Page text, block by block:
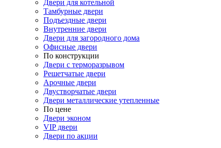
Двери для котельной
Тамбурные двери
Подъездные двери
Внутренние двери
Двери для загородного дома
Офисные двери
По конструкции
Двери с терморазрывом
Решетчатые двери
Арочные двери
Двустворчатые двери
Двери металлические утепленные
По цене
Двери эконом
VIP двери
Двери по акции